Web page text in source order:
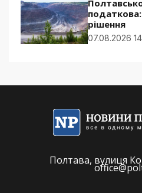
рішення
07.08.2026
Полтава, вулиця